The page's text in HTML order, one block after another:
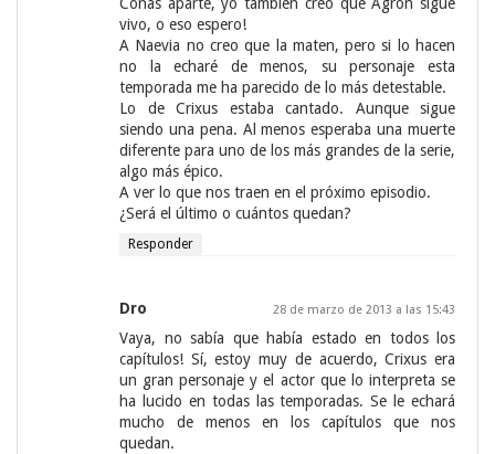
Coñas aparte, yo también creo que Agron sigue
vivo, o eso espero!
A Naevia no creo que la maten, pero si lo hacen
no la echaré de menos, su personaje esta
temporada me ha parecido de lo más detestable.
Lo de Crixus estaba cantado. Aunque sigue
siendo una pena. Al menos esperaba una muerte
diferente para uno de los más grandes de la serie,
algo más épico.
A ver lo que nos traen en el próximo episodio.
¿Será el último o cuántos quedan?
Responder
Dro 28 de marzo de 2013 a las 15:43
Vaya, no sabía que había estado en todos los
capítulos! Sí, estoy muy de acuerdo, Crixus era
un gran personaje y el actor que lo interpreta se
ha lucido en todas las temporadas. Se le echará
mucho de menos en los capítulos que nos
quedan.